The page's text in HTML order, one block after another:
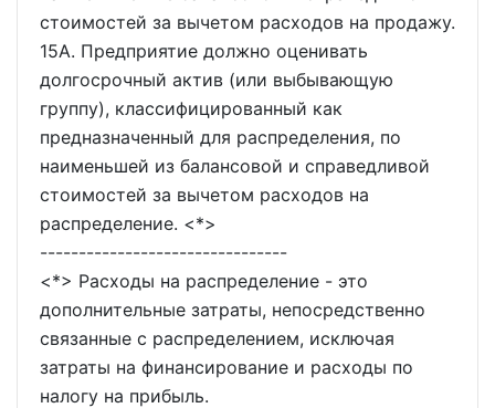
стоимостей за вычетом расходов на продажу.
15A. Предприятие должно оценивать
долгосрочный актив (или выбывающую
группу), классифицированный как
предназначенный для распределения, по
наименьшей из балансовой и справедливой
стоимостей за вычетом расходов на
распределение. <*>
--------------------------------
<*> Расходы на распределение - это
дополнительные затраты, непосредственно
связанные с распределением, исключая
затраты на финансирование и расходы по
налогу на прибыль.